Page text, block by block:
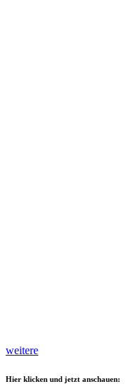
weitere
Hier klicken und jetzt anschauen: